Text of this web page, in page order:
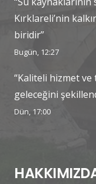
Kırklareli’nin
biridir”
Bugün, 12:27
“Kaliteli hizmet
geleceğini
Dün, 17:00